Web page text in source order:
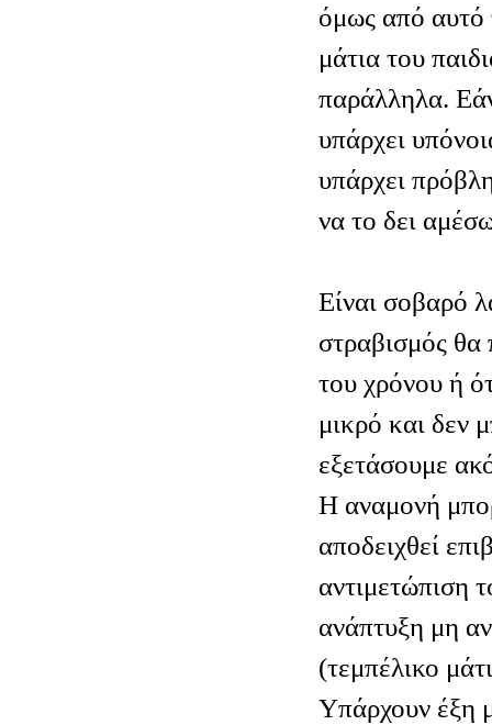
όμως από αυτό
μάτια του
παράλληλα.
υπάρχει
υπάρχει
να το δει
Είναι σοβαρό
στραβισμός θα
του χρόνου ή
μικρό και δεν
εξετάσουμε
Η αναμονή
αποδειχθεί
αντιμετώπιση
ανάπτυξη μη
(τεμπέλικο
Υπάρχουν έξη